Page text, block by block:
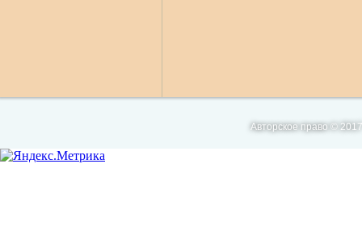
Авторское право ©